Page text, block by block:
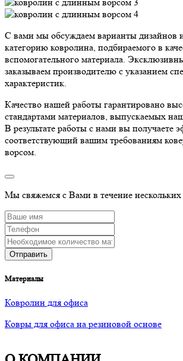
С вами мы обсуждаем варианты дизайнов
категорию ковролина, подбираемого в
вспомогательного материала.
заказываем производителю с указанием
характеристик.
Качество нашей работы гарантировано
стандартами материалов, выпускаемых
В результате работы с нами вы получаете
соответствующий вашим требованиям
ворсом.
Мы свяжемся с Вами в течение
Материалы
Ковролин для офиса
Ковры для офиса на резиновой основе